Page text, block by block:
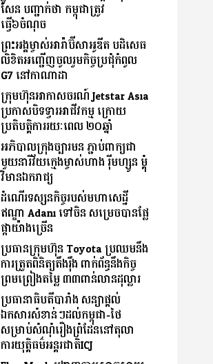
សែន បញ្ជាក់ថា កម្ពុជាត្រូវ
ធ្វើ៦ចំណុច
ព្រះអង្គម្ចាស់អារ៉ាប៊ីសាអូឌីត បដិសេធ
លិខិតអញ្ជើញចូលរួមកិច្ចប្រជុំកំពូល
G7 នៅកាណាដា
ក្រុមហ៊ុនអាកាសចរណ៍ Jetstar Asia
ប្រកាសបិទទ្វារអាជីវកម្ម ក្រោយ
ប្រតិបត្តិការរយៈពេល ២០ឆ្នាំ
អភិបាលក្រុងច្បារមន ភ្ជាប់ពាក្យជា
មួយនារីវ័យក្មេងម្ចាស់ហាង រ៉ីមហ្សូន ម្តុំ
វិមានឯករាជ្យ
ដំណើរទស្សនកិច្ចរបស់មហាសេដ្ឋី
ឥណ្ឌា Adani ទៅចិន សម្រេចបានផ្លែ
ផ្កាយ៉ាងច្រើន
ប្រធានក្រុមហ៊ុន Toyota ប្រឈមនឹង
ការត្រួតពិនិត្យតឹងរ៉ឹង ពាក់ព័ន្ធនឹងកិច្ច
ព្រមព្រៀងតម្លៃ ៣៣ពាន់លានដុល្លារ
ប្រធានាធិបតីបារាំង សន្យាផ្ដល់
ឯកសារសំខាន់ៗដល់កម្ពុជា-ថៃ
សម្រាប់សំណុំរឿងព្រំដែននៅតុលា
ការយុតិ្តធម៌អន្តរជាតិICJ